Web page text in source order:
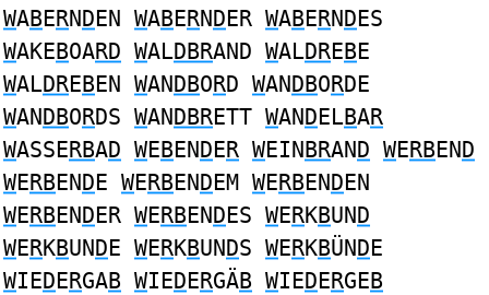
WABERNDEN WABERNDER WABERNDES
WAKEBOARD WALDBRAND WALDREBE
WALDREBEN WANDBORD WANDBORDE
WANDBORDS WANDBRETT WANDELBAR
WASSERBAD WEBENDER WEINBRAND WERBEND
WERBENDE WERBENDEM WERBENDEN
WERBENDER WERBENDES WERKBUND
WERKBUNDE WERKBUNDS WERKBÜNDE
WIEDERGAB WIEDERGÄB WIEDERGEB